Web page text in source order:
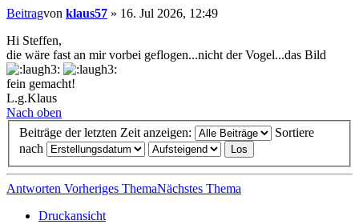
Beitragvon klaus57 » 16. Jul 2026, 12:49
Hi Steffen,
die wäre fast an mir vorbei geflogen...nicht der Vogel...das Bild
fein gemacht!
L.g.Klaus
Nach oben
Beiträge der letzten Zeit anzeigen:
Sortiere
nach
Antworten Vorheriges ThemaNächstes Thema
Druckansicht